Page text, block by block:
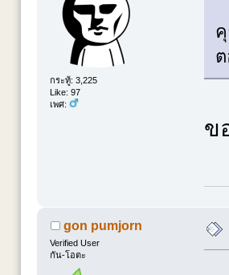
กระทู้: 3,225
Like: 97
เพศ:
ข
gon pumjorn
Verified User
กัน-โอตะ